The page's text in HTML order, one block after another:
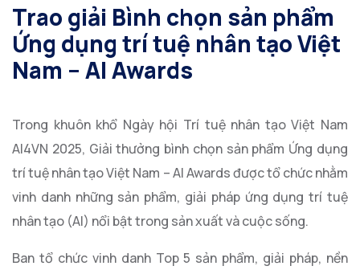
Trao giải Bình chọn sản phẩm
Ứng dụng trí tuệ nhân tạo Việt
Nam – AI Awards
Trong khuôn khổ Ngày hội Trí tuệ nhân tạo Việt Nam
AI4VN 2025, Giải thưởng bình chọn sản phẩm Ứng dụng
trí tuệ nhân tạo Việt Nam – AI Awards được tổ chức nhằm
vinh danh những sản phẩm, giải pháp ứng dụng trí tuệ
nhân tạo (AI) nổi bật trong sản xuất và cuộc sống.
Ban tổ chức vinh danh Top 5 sản phẩm, giải pháp, nền